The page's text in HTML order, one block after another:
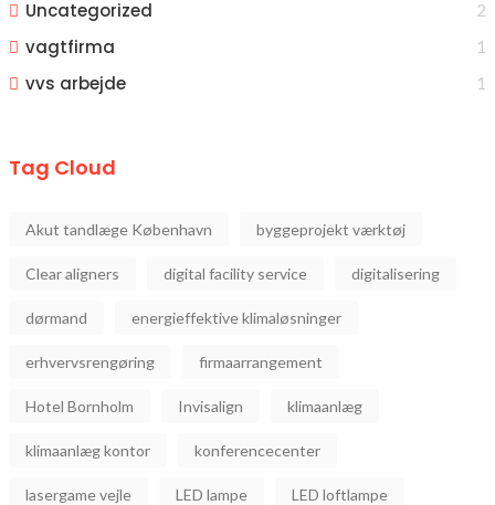
Uncategorized 2
vagtfirma 1
vvs arbejde 1
Tag Cloud
Akut tandlæge København byggeprojekt værktøj
Clear aligners digital facility service digitalisering
dørmand energieffektive klimaløsninger
erhvervsrengøring firmaarrangement
Hotel Bornholm Invisalign klimaanlæg
klimaanlæg kontor konferencecenter
lasergame vejle LED lampe LED loftlampe